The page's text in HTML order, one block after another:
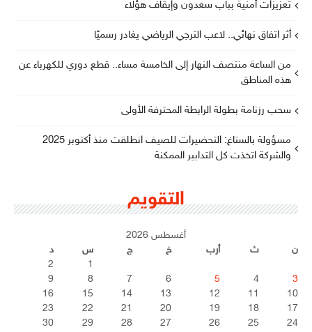
تعزيزات أمنية بباب سعدون وإيقاف هؤلاء
أثر اتفاق نهائي.. لاعب الترجي الرياضي يغادر رسميًا
من الساعة منتصف النهار إلى الخامسة مساء.. قطع دوري للكهرباء عن
هذه المناطق
سحب رزنامة بطولة الرابطة المحترفة الأولى
مسؤولة بالستاغ: التحضيرات للصيف انطلقت منذ أكتوبر 2025
والشركة اتخذت كل التدابير الممكنة
التقويم
أغسطس 2026
ن
ث أرب خ ج س
د
1
2
3
4
5
6
7
8
9
10
11
12
13
14
15
16
17
18
19
20
21
22
23
24
25
26
27
28
29
30